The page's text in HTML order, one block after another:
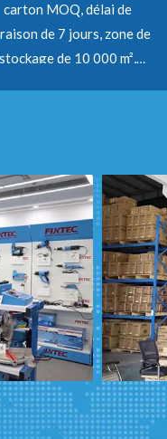
carton MOQ, délai de
de 7 jours, zone de
stockage de 10 000 m²,